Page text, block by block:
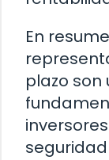
En
plazo
seguridad